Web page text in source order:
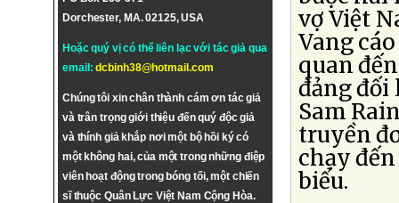
Dorchester, MA. 02125, USA
Hoặc quý vị có thể liên lạc với tác giả qua
email:dcbinh38@hotmail.com
Chúng tôi xin chân thành cám ơn tác giả
và trân trọng giới thiệu đến quý độc giả
và thính giả khắp nơi một bộ hồi ký có
một không hai, của một trong những điệp
viên hoạt động trong bóng tối, một chiến
sĩ thuộc Quân Lực Việt Nam Cộng Hòa.
vợ Việt
Vang
quan
đảng đối
Sam
truyền
chạy
biểu.